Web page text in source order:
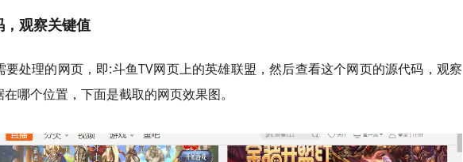
观察关键值
要处理的网页，即:斗鱼TV网页上的英雄联盟，然后查看这个网页的源代码，观察
哪个位置，下面是截取的网页效果图。